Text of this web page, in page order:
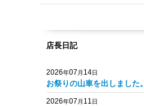
店長日記
2026年07 月 14日
お祭りの山車を出しました。
2026年07 月 11日